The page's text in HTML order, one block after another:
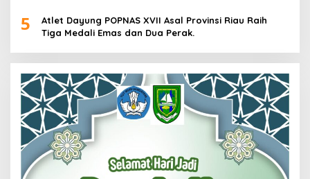
5
Atlet Dayung POPNAS XVII Asal Provinsi Riau Raih
Tiga Medali Emas dan Dua Perak.